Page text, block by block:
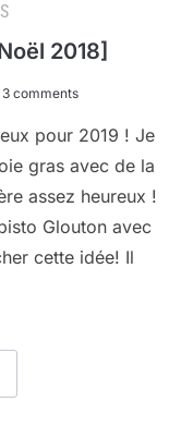
2018]
3 comments
pour 2019 ! Je
gras avec de la
assez heureux !
Glouton avec
cette idée! Il